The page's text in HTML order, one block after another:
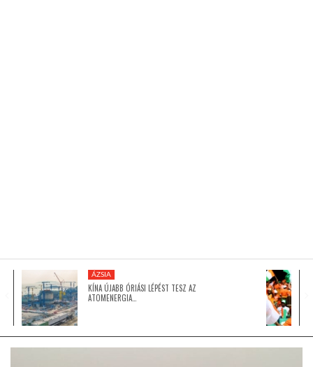
GLOBOTV BP
ÁZSIA
KÍNA ÚJABB ÓRIÁSI LÉPÉST TESZ AZ
ATOMENERGIA…